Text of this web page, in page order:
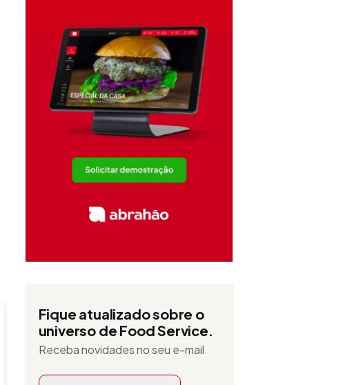
Fique atualizado sobre o
universo de Food Service.
Receba novidades no seu e-mail